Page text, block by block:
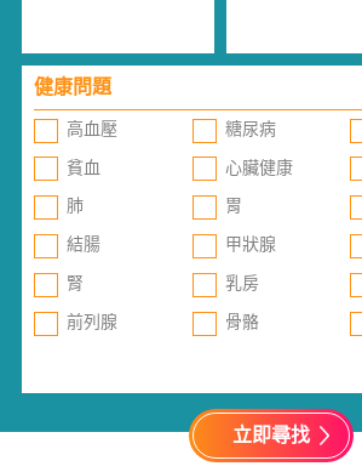
健康問題
高血壓 糖尿病
貧血 心臟健康
肺 胃
結腸 甲狀腺
腎 乳房
前列腺 骨骼
立即尋找